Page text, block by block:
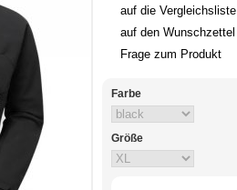
auf die Vergleichsliste
auf den Wunschzettel
Frage zum Produkt
Farbe
Größe